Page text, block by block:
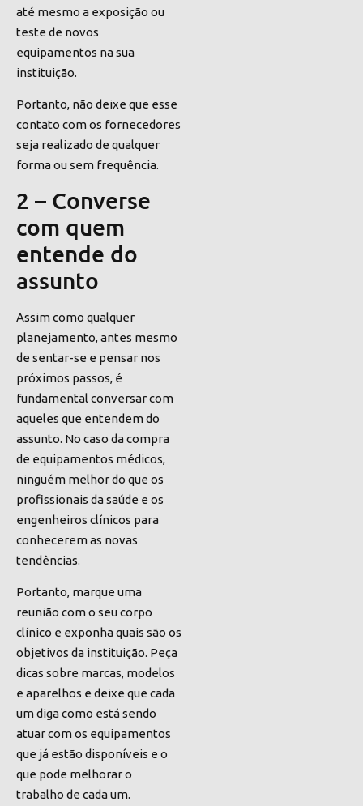
até mesmo a exposição ou
teste de novos
equipamentos na sua
instituição.
Portanto, não deixe que esse
contato com os fornecedores
seja realizado de qualquer
forma ou sem frequência.
2 – Converse
com quem
entende do
assunto
Assim como qualquer
planejamento, antes mesmo
de sentar-se e pensar nos
próximos passos, é
fundamental conversar com
aqueles que entendem do
assunto. No caso da compra
de equipamentos médicos,
ninguém melhor do que os
profissionais da saúde e os
engenheiros clínicos para
conhecerem as novas
tendências.
Portanto, marque uma
reunião com o seu corpo
clínico e exponha quais são os
objetivos da instituição. Peça
dicas sobre marcas, modelos
e aparelhos e deixe que cada
um diga como está sendo
atuar com os equipamentos
que já estão disponíveis e o
que pode melhorar o
trabalho de cada um.